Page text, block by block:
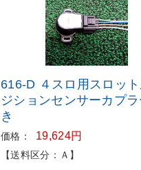
616-D ４スロ用スロッ
ジショ ンセンサーカプ
き
価格： 19,624円
【送料区分：Ａ】